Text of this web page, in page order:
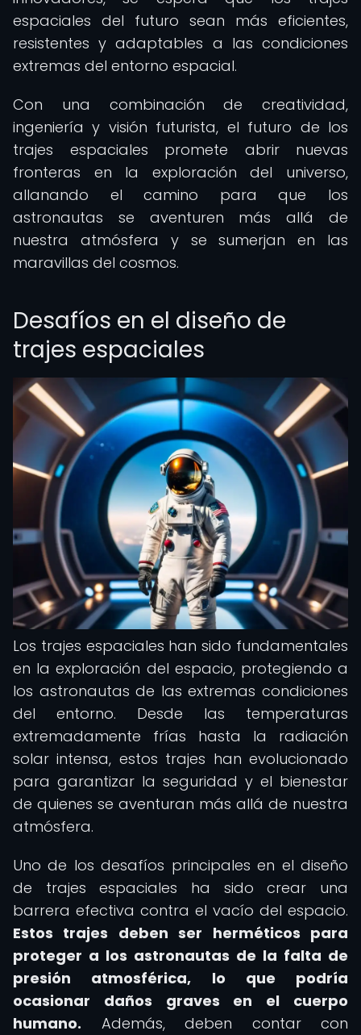
espaciales del futuro sean más eficientes,
resistentes y adaptables a las condiciones
extremas del entorno espacial.
Con una combinación de creatividad,
ingeniería y visión futurista, el futuro de los
trajes espaciales promete abrir nuevas
fronteras en la exploración del universo,
allanando el camino para que los
astronautas se aventuren más allá de
nuestra atmósfera y se sumerjan en las
maravillas del cosmos.
Desafíos en el diseño de
trajes espaciales
Los trajes espaciales han sido fundamentales
en la exploración del espacio, protegiendo a
los astronautas de las extremas condiciones
del entorno. Desde las temperaturas
extremadamente frías hasta la radiación
solar intensa, estos trajes han evolucionado
para garantizar la seguridad y el bienestar
de quienes se aventuran más allá de nuestra
atmósfera.
Uno de los desafíos principales en el diseño
de trajes espaciales ha sido crear una
barrera efectiva contra el vacío del espacio.
Estos trajes deben ser herméticos para
proteger a los astronautas de la falta de
presión atmosférica, lo que podría
ocasionar daños graves en el cuerpo
humano. Además, deben contar con